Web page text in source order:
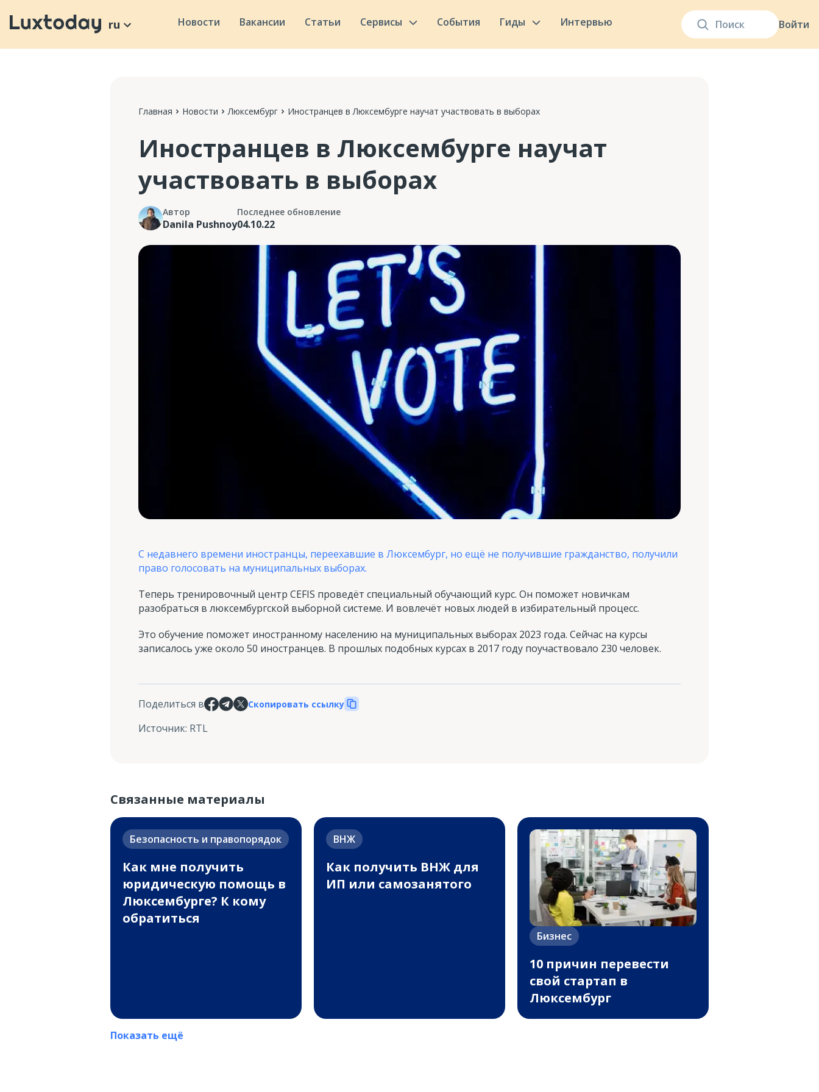
Войти
ru Новости Вакансии Статьи Сервисы События Гиды Интервью
Главная Новости Люксембург Иностранцев в Люксембурге научат участвовать в выборах
Иностранцев в Люксембурге научат
участвовать в выборах
Автор
Danila Pushnoy
Последнее обновление
04.10.22
С недавнего времени иностранцы, переехавшие в Люксембург, но ещё не получившие гражданство, получили
право голосовать на муниципальных выборах.
Теперь тренировочный центр CEFIS проведёт специальный обучающий курс. Он поможет новичкам
разобраться в люксембургской выборной системе. И вовлечёт новых людей в избирательный процесс.
Это обучение поможет иностранному населению на муниципальных выборах 2023 года. Сейчас на курсы
записалось уже около 50 иностранцев. В прошлых подобных курсах в 2017 году поучаствовало 230 человек.
Поделиться в Скопировать ссылку
Источник: RTL
Связанные материалы
Безопасность и правопорядок
Как мне получить
юридическую помощь в
Люксембурге? К кому
обратиться
ВНЖ
Как получить ВНЖ для
ИП или самозанятого
Бизнес
10 причин перевести
свой стартап в
Люксембург
Показать ещё